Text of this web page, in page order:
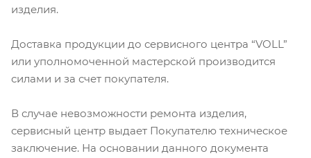
изделия.
Доставка продукции до сервисного центра “VOLL”
или уполномоченной мастерской производится
силами и за счет покупателя.
В случае невозможности ремонта изделия,
сервисный центр выдает Покупателю техническое
заключение. На основании данного документа